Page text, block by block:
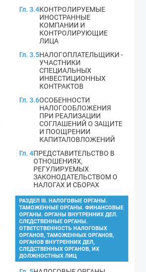
Гл. 3.4КОНТРОЛИРУЕМЫЕ
ИНОСТРАННЫЕ
КОМПАНИИ И
КОНТРОЛИРУЮЩИЕ
ЛИЦА
Гл. 3.5НАЛОГОПЛАТЕЛЬЩИКИ -
УЧАСТНИКИ
СПЕЦИАЛЬНЫХ
ИНВЕСТИЦИОННЫХ
КОНТРАКТОВ
Гл. 3.6ОСОБЕННОСТИ
НАЛОГООБЛОЖЕНИЯ
ПРИ РЕАЛИЗАЦИИ
СОГЛАШЕНИЙ О ЗАЩИТЕ
И ПООЩРЕНИИ
КАПИТАЛОВЛОЖЕНИЙ
Гл. 4ПРЕДСТАВИТЕЛЬСТВО В
ОТНОШЕНИЯХ,
РЕГУЛИРУЕМЫХ
ЗАКОНОДАТЕЛЬСТВОМ О
НАЛОГАХ И СБОРАХ
РАЗДЕЛ III. НАЛОГОВЫЕ ОРГАНЫ.
ТАМОЖЕННЫЕ ОРГАНЫ. ФИНАНСОВЫЕ
ОРГАНЫ. ОРГАНЫ ВНУТРЕННИХ ДЕЛ.
СЛЕДСТВЕННЫЕ ОРГАНЫ.
ОТВЕТСТВЕННОСТЬ НАЛОГОВЫХ
ОРГАНОВ, ТАМОЖЕННЫХ ОРГАНОВ,
ОРГАНОВ ВНУТРЕННИХ ДЕЛ,
СЛЕДСТВЕННЫХ ОРГАНОВ, ИХ
ДОЛЖНОСТНЫХ ЛИЦ